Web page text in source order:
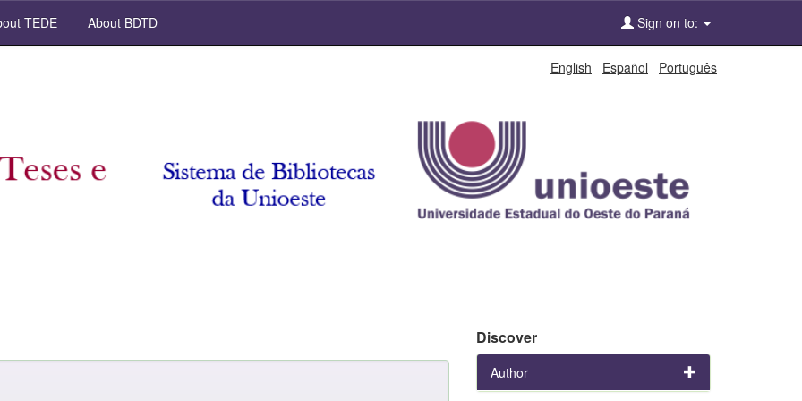
TEDE About BDTD Sign on to:
English Español Português
Discover
Author